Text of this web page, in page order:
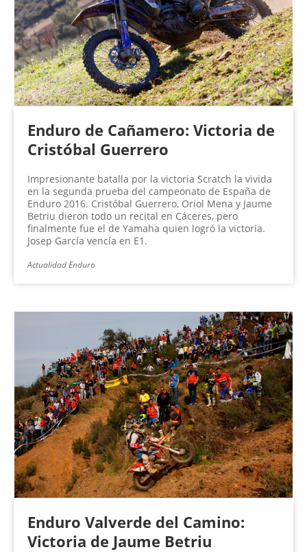
Enduro de Cañamero: Victoria de
Cristóbal Guerrero
Impresionante batalla por la victoria Scratch la vivida
en la segunda prueba del campeonato de España de
Enduro 2016. Cristóbal Guerrero, Oriol Mena y Jaume
Betriu dieron todo un recital en Cáceres, pero
finalmente fue el de Yamaha quien logró la victoria.
Josep García vencía en E1.
Actualidad Enduro
Enduro Valverde del Camino:
Victoria de Jaume Betriu